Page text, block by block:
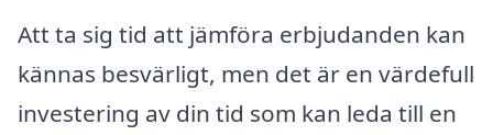
Att ta sig tid att jämföra erbjudanden kan
kännas besvärligt, men det är en värdefull
investering av din tid som kan leda till en